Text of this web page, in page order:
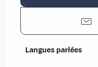
Langues parlées
Langues parlées